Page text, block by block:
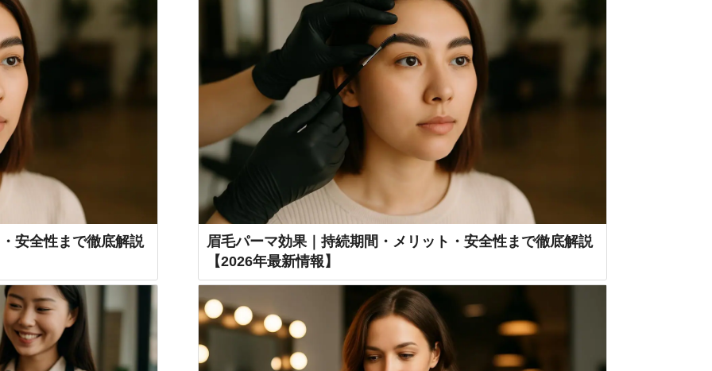
安全性まで徹底解説
眉毛パーマ効果｜持続期間・メリット・安全性まで徹底解説
【2026年最新情報】